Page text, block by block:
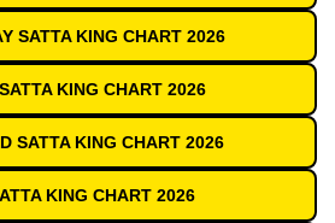
SATTA KING CHART 2026
KING CHART 2026
SATTA KING CHART 2026
KING CHART 2026